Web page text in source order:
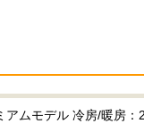
ムモデル 冷房/暖房